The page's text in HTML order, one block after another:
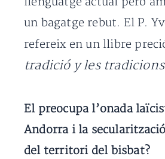
un bagatge rebut. El P.
refereix en un llibre
tradició y les tradicions
El preocupa l’onada
Andorra i la
del territori del bisbat?